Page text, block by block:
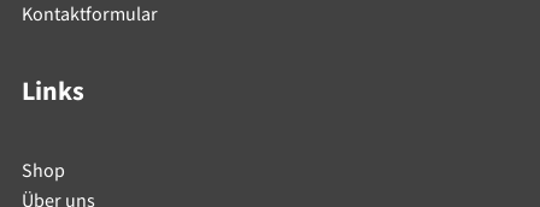
Kontaktformular
Links
Shop
Über uns